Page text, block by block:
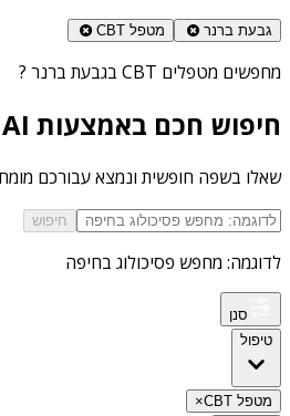
גבעת ברנר מטפל CBT
מחפשים מטפלים CBT בגבעת ברנר ?
חיפוש חכם באמצעות AI
שאלו בשפה חופשית ונמצא עבורכם
חיפוש
לדוגמה: מחפש פסיכולוג בחיפה
סנן
טיפול
מטפל CBT
×